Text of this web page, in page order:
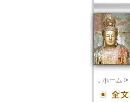
． ホーム >